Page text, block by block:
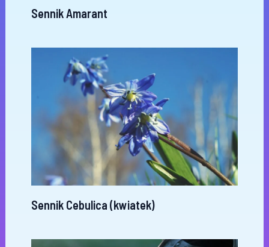
Sennik Amarant
Sennik Cebulica (kwiatek)